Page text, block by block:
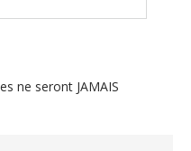
ne seront JAMAIS